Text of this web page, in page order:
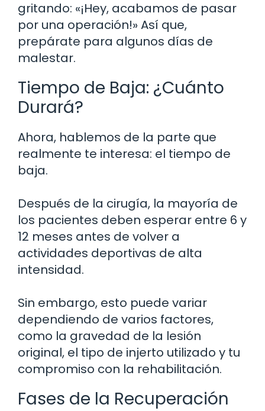
gritando: «¡Hey, acabamos de pasar
por una operación!» Así que,
prepárate para algunos días de
malestar.
Tiempo de Baja: ¿Cuánto
Durará?
Ahora, hablemos de la parte que
realmente te interesa: el tiempo de
baja.
Después de la cirugía, la mayoría de
los pacientes deben esperar entre 6 y
12 meses antes de volver a
actividades deportivas de alta
intensidad.
Sin embargo, esto puede variar
dependiendo de varios factores,
como la gravedad de la lesión
original, el tipo de injerto utilizado y tu
compromiso con la rehabilitación.
Fases de la Recuperación